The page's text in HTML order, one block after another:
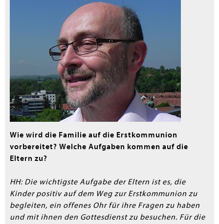
Wie wird die Familie auf die Erstkommunion
vorbereitet? Welche Aufgaben kommen auf die
Eltern zu?
HH: Die wichtigste Aufgabe der Eltern ist es, die
Kinder positiv auf dem Weg zur Erstkommunion zu
begleiten, ein offenes Ohr für ihre Fragen zu haben
und mit ihnen den Gottesdienst zu besuchen. Für die